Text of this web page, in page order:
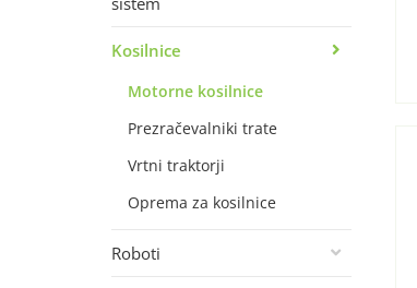
Kosilnice
Motorne kosilnice
Prezračevalniki trate
Vrtni traktorji
Oprema za kosilnice
Roboti